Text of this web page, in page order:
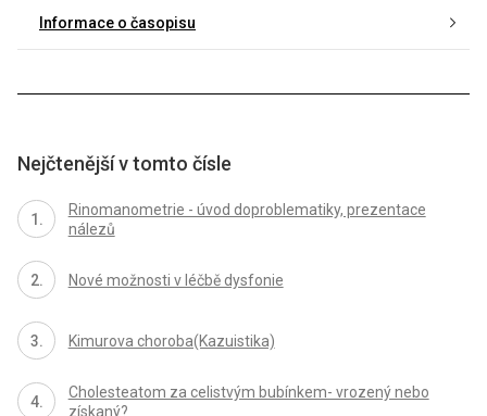
Informace o časopisu
Nejčtenější v tomto čísle
Rinomanometrie - úvod doproblematiky, prezentace
nálezů
Nové možnosti v léčbě dysfonie
Kimurova choroba(Kazuistika)
Cholesteatom za celistvým bubínkem- vrozený nebo
získaný?